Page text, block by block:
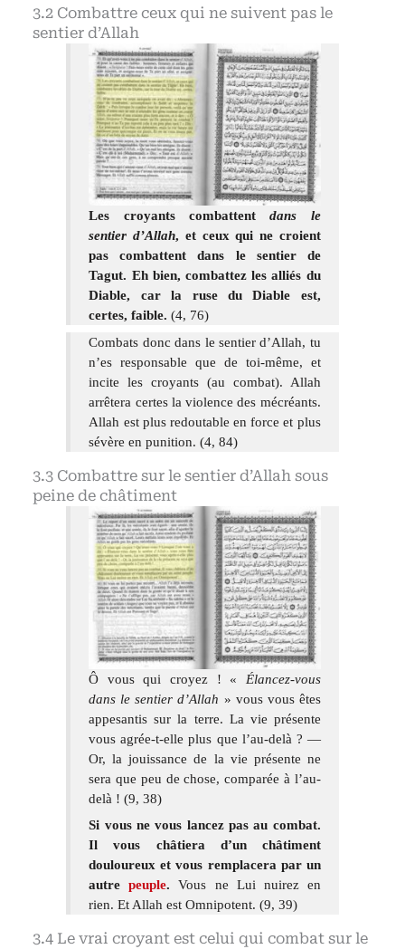
Combattre ceux qui ne suivent pas le
sentier d’Allah
Les croyants combattentdans le
sentier d’Allah, et ceux qui ne croient
pas combattent dans le sentier de
Tagut. Eh bien, combattez les alliés du
Diable, car la ruse du Diable est,
certes, faible. (4, 76)
Combats donc dans le sentier d’Allah, tu
n’es responsable que de toi-même, et
incite les croyants (au combat). Allah
arrêtera certes la violence des mécréants.
Allah est plus redoutable en force et plus
sévère en punition. (4, 84)
Combattre sur le sentier d’Allah sous
peine de châtiment
Ô vous qui croyez ! « Élancez-vous
dans le sentier d’Allah » vous vous êtes
appesantis sur la terre. La vie présente
vous agrée-t-elle plus que l’au-delà ? —
Or, la jouissance de la vie présente ne
sera que peu de chose, comparée à l’au-
delà ! (9, 38)
Si vous ne vous lancez pas au combat.
Il vous châtiera d’un châtiment
douloureux et vous remplacera par un
autrepeuple. Vous ne Lui nuirez en
rien. Et Allah est Omnipotent. (9, 39)
Le vrai croyant est celui qui combat sur le